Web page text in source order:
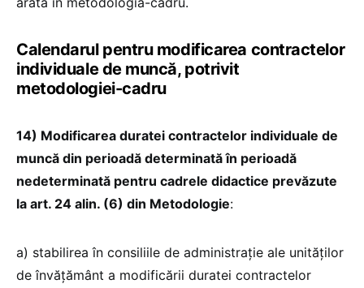
Calendarul pentru modificarea contractelor
individuale de muncă, potrivit
metodologiei-cadru
14) Modificarea duratei contractelor individuale de
muncă din perioadă determinată în perioadă
nedeterminată pentru cadrele didactice prevăzute
la art. 24 alin. (6) din Metodologie:
a) stabilirea în consiliile de administraţie ale unităţilor
de învăţământ a modificării duratei contractelor